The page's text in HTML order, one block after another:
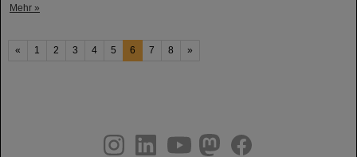
Mehr »
« 1 2 3 4 5 6 7 8 »
youtubehelmholtz.socialfacebook